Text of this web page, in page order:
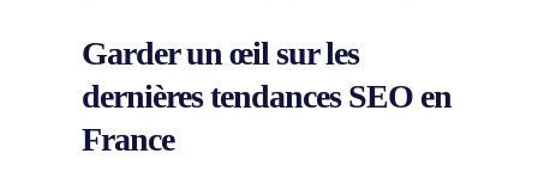
Garder un œil sur les
dernièrestendances SEO en
France